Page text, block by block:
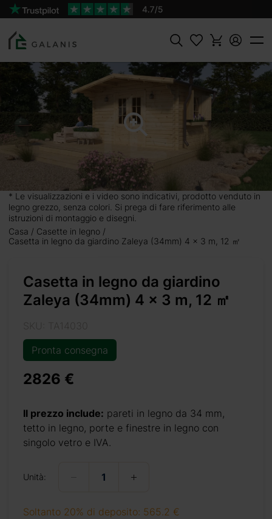
Cercare
* Le visualizzazioni e i video sono indicativi, prodotto venduto in
legno grezzo, senza colori. Si prega di fare riferimento alle
istruzioni di montaggio e disegni.
Casa
Casette in legno
Casetta in legno da giardino Zaleya (34mm) 4 x 3 m, 12 ㎡
Casetta in legno da giardino
Zaleya (34mm) 4 x 3 m, 12 ㎡
Pronta consegna
2826 €
Il prezzo include: pareti in legno da 34 mm,
tetto in legno, porte e finestre in legno con
singolo vetro e IVA.
Unità:
Soltanto 20% di deposito: 565.2 €
Prodotto:
Zeleya Pareti da 34 mm
2826 €
in tanti
puoi